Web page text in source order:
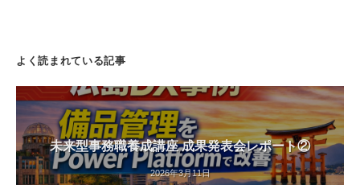
よく読まれている記事
未来型事務職養成講座 成果発表会レポート②
2026年3月11日